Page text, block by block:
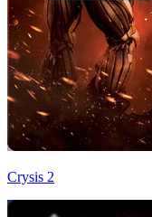
Crysis 2